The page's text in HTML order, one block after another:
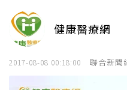
健康醫療網
2017-08-08 00:18:00 聯合新聞